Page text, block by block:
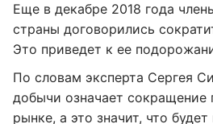
Еще в декабре 2018 года
страны договорились
Это приведет к ее
По словам эксперта Сергея
добычи означает сокращение
рынке, а это значит, что